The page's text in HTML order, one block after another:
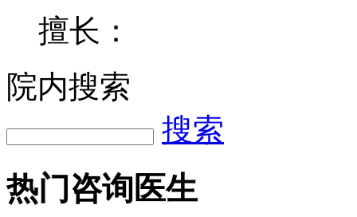
擅长：
院内搜索
搜索
热门咨询医生